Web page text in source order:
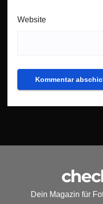
Website
Dein Magazin für